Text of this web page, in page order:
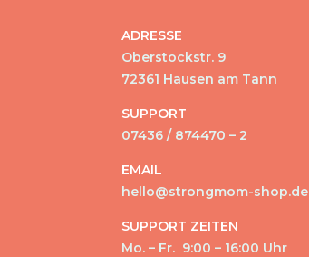
ADRESSE
Oberstockstr. 9
72361 Hausen am Tann
SUPPORT
07436 / 874470 – 2
EMAIL
hello@strongmom-shop.de
SUPPORT ZEITEN
Mo. – Fr. 9:00 – 16:00 Uhr